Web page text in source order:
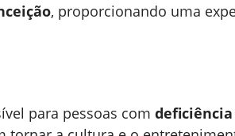
, proporcionando uma
para pessoas com